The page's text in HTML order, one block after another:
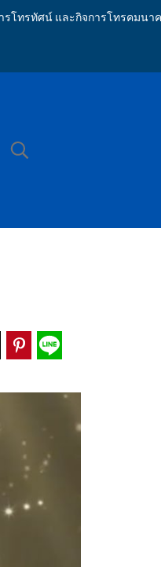
รโทรทัศน์ และกิจการโทรคมนา